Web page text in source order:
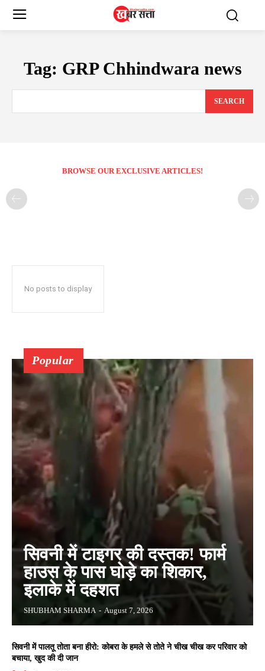
Tag: GRP Chhindwara news
SEARCH
BROWSE OUR EXCLUSIVE ARTICLES!
No posts to display
Popular
सिवनी में टाइगर की दस्तक! फार्म
हाउस के पास घोड़े का शिकार,
इलाके में दहशत
SHUBHAM SHARMA - August 7, 2026
सिवनी में पालतू तोता बना हीरो: कोबरा के हमले से तोते ने चीख चीख कर परिवार को
बचाया, खुद की दी जान